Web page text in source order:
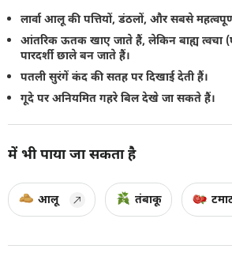
लार्वा आलू की पत्तियों, डंठलों, और सबसे
आंतरिक ऊतक खाए जाते हैं, लेकिन बाह्य त्वचा
पारदर्शी छाले बन जाते हैं।
पतली सुरंगें कंद की सतह पर दिखाई देती हैं।
गूदे पर अनियमित गहरे बिल देखे जा सकते हैं।
में भी पाया जा सकता है
आलू तंबाकू